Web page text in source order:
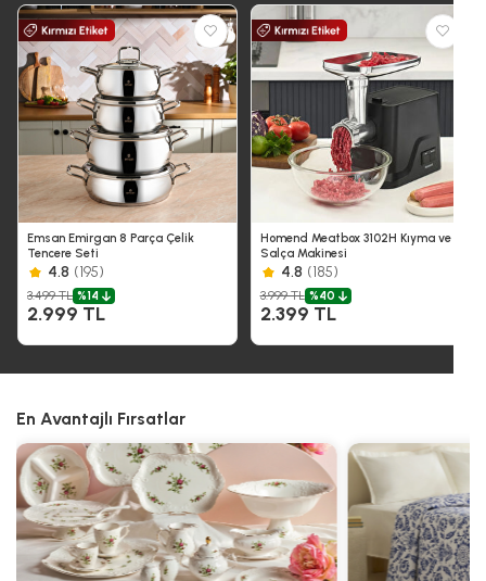
Emsan Emirgan 8 Parça Çelik
Tencere Seti
4.8 (195)
3.499 TL %14
2.999 TL
Homend Meatbox 3102H Kıyma ve
Salça Makinesi
4.8 (185)
3.999 TL %40
2.399 TL
En Avantajlı Fırsatlar